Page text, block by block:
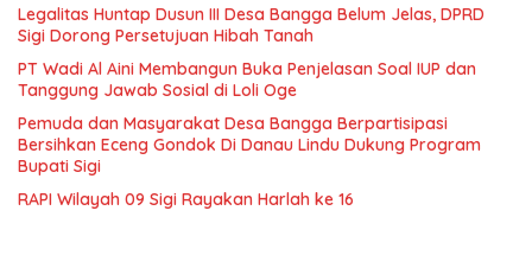
Legalitas Huntap Dusun III Desa Bangga Belum Jelas, DPRD
Sigi Dorong Persetujuan Hibah Tanah
PT Wadi Al Aini Membangun Buka Penjelasan Soal IUP dan
Tanggung Jawab Sosial di Loli Oge
Pemuda dan Masyarakat Desa Bangga Berpartisipasi
Bersihkan Eceng Gondok Di Danau Lindu Dukung Program
Bupati Sigi
RAPI Wilayah 09 Sigi Rayakan Harlah ke 16